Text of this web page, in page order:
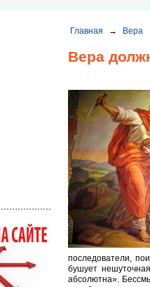
Главная → Вера
Вера
последователи,
бушует
абсолютна».